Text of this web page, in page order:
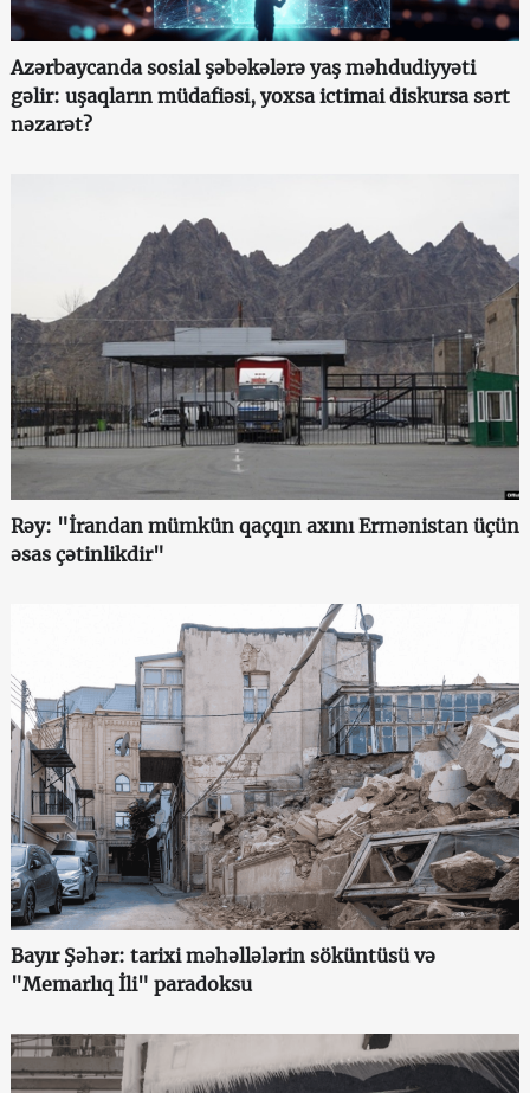
Azərbaycanda sosial şəbəkələrə yaş məhdudiyyəti
gəlir: uşaqların müdafiəsi, yoxsa ictimai diskursa sərt
nəzarət?
Rəy: "İrandan mümkün qaçqın axını Ermənistan üçün
əsas çətinlikdir"
Bayır Şəhər: tarixi məhəllələrin söküntüsü və
"Memarlıq İli" paradoksu